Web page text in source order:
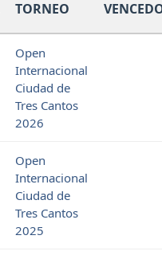
TORNEO
Open
Internacional
Ciudad de
Tres Cantos
2026
Open
Internacional
Ciudad de
Tres Cantos
2025